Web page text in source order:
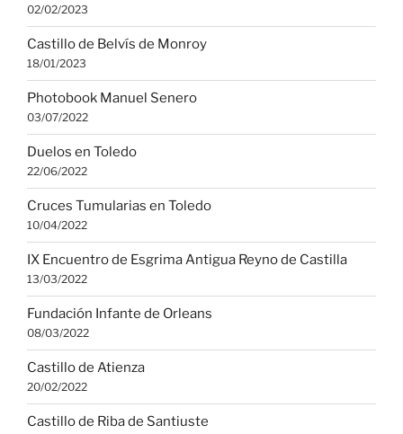
02/02/2023
Castillo de Belvís de Monroy
18/01/2023
Photobook Manuel Senero
03/07/2022
Duelos en Toledo
22/06/2022
Cruces Tumularias en Toledo
10/04/2022
IX Encuentro de Esgrima Antigua Reyno de Castilla
13/03/2022
Fundación Infante de Orleans
08/03/2022
Castillo de Atienza
20/02/2022
Castillo de Riba de Santiuste